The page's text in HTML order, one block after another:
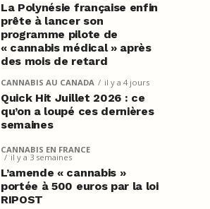
La Polynésie française enfin
prête à lancer son
programme pilote de
« cannabis médical » après
des mois de retard
CANNABIS AU CANADA il y a 4 jours
Quick Hit Juillet 2026 : ce
qu’on a loupé ces dernières
semaines
CANNABIS EN FRANCE
il y a 3 semaines
L’amende « cannabis »
portée à 500 euros par la loi
RIPOST